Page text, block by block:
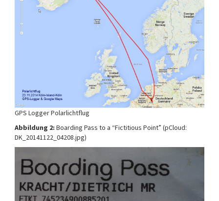
GPS Logger Polarlichtflug
Abbildung 2: Boarding Pass to a “Fictitious Point” (pCloud:
DK_20141122_04208.jpg)